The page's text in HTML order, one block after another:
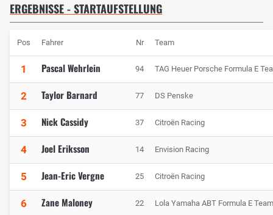
ERGEBNISSE - STARTAUFSTELLUNG
Pos Fahrer Nr Team
1 Pascal Wehrlein 94 TAG Heuer Porsche Formula E
2 Taylor Barnard 77 DS Penske
3 Nick Cassidy 37 Citroën Racing
4 Joel Eriksson 14 Envision Racing
5 Jean-Eric Vergne 25 Citroën Racing
6 Zane Maloney 22 Lola Yamaha ABT Formula E Team